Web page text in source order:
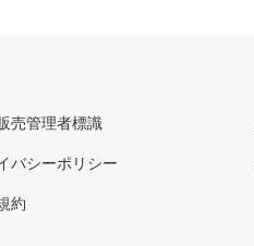
売管理者標識
バシーポリシー
約